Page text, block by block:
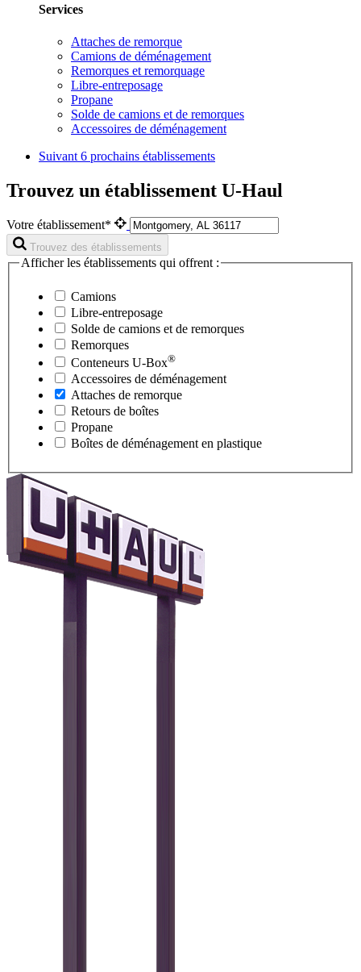
Services
Attaches de remorque
Camions de déménagement
Remorques et remorquage
Libre-entreposage
Propane
Solde de camions et de remorques
Accessoires de déménagement
Suivant 6 prochains établissements
Trouvez un établissement U-Haul
Votre établissement*
Trouvez des établissements
Afficher les établissements qui offrent :
Camions
Libre-entreposage
Solde de camions et de remorques
Remorques
Conteneurs U-Box®
Accessoires de déménagement
Attaches de remorque
Retours de boîtes
Propane
Boîtes de déménagement en plastique